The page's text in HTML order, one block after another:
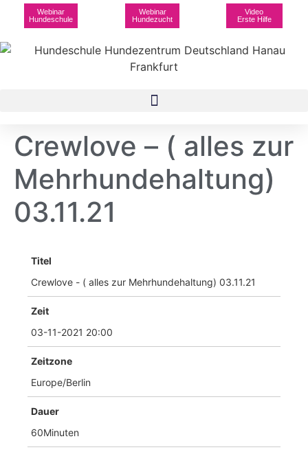
Webinar
Hundeschule
Webinar
Hundezucht
Video
Erste Hilfe
Crewlove – ( alles zur
Mehrhundehaltung)
03.11.21
Titel
Crewlove - ( alles zur Mehrhundehaltung) 03.11.21
Zeit
03-11-2021 20:00
Zeitzone
Europe/Berlin
Dauer
60Minuten